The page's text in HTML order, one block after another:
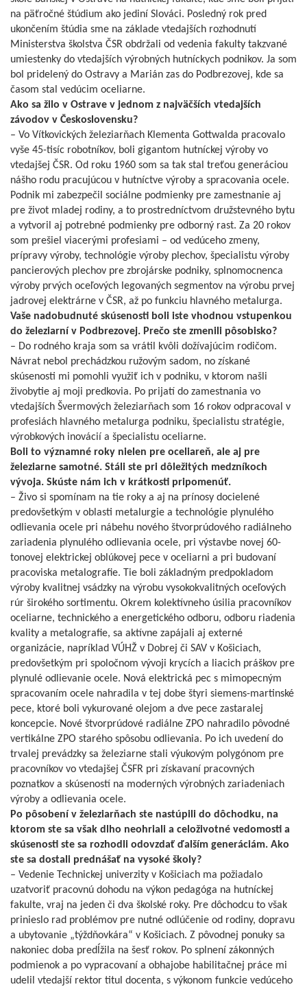
na päťročné štúdium ako jediní Slováci. Posledný rok pred
ukončením štúdia sme na základe vtedajších rozhodnutí
Ministerstva školstva ČSR obdržali od vedenia fakulty takzvané
umiestenky do vtedajších výrobných hutníckych podnikov. Ja som
bol pridelený do Ostravy a Marián zas do Podbrezovej, kde sa
časom stal vedúcim oceliarne.
Ako sa žilo v Ostrave v jednom z najväčších vtedajších
závodov v Československu?
– Vo Vítkovických železiarňach Klementa Gottwalda pracovalo
vyše 45-tisíc robotníkov, boli gigantom hutníckej výroby vo
vtedajšej ČSR. Od roku 1960 som sa tak stal treťou generáciou
nášho rodu pracujúcou v hutníctve výroby a spracovania ocele.
Podnik mi zabezpečil sociálne podmienky pre zamestnanie aj
pre život mladej rodiny, a to prostredníctvom družstevného bytu
a vytvoril aj potrebné podmienky pre odborný rast. Za 20 rokov
som prešiel viacerými profesiami – od vedúceho zmeny,
prípravy výroby, technológie výroby plechov, špecialistu výroby
pancierových plechov pre zbrojárske podniky, splnomocnenca
výroby prvých oceľových legovaných segmentov na výrobu prvej
jadrovej elektrárne v ČSR, až po funkciu hlavného metalurga.
Vaše nadobudnuté skúsenosti boli iste vhodnou vstupenkou
do železiarní v Podbrezovej. Prečo ste zmenili pôsobisko?
– Do rodného kraja som sa vrátil kvôli dožívajúcim rodičom.
Návrat nebol prechádzkou ružovým sadom, no získané
skúsenosti mi pomohli využiť ich v podniku, v ktorom našli
živobytie aj moji predkovia. Po prijatí do zamestnania vo
vtedajších Švermových železiarňach som 16 rokov odpracoval v
profesiách hlavného metalurga podniku, špecialistu stratégie,
výrobkových inovácií a špecialistu oceliarne.
Boli to významné roky nielen pre oceliareň, ale aj pre
železiarne samotné. Stáli ste pri dôležitých medzníkoch
vývoja. Skúste nám ich v krátkosti pripomenúť.
– Živo si spomínam na tie roky a aj na prínosy docielené
predovšetkým v oblasti metalurgie a technológie plynulého
odlievania ocele pri nábehu nového štvorprúdového radiálneho
zariadenia plynulého odlievania ocele, pri výstavbe novej 60-
tonovej elektrickej oblúkovej pece v oceliarni a pri budovaní
pracoviska metalografie. Tie boli základným predpokladom
výroby kvalitnej vsádzky na výrobu vysokokvalitných oceľových
rúr širokého sortimentu. Okrem kolektívneho úsilia pracovníkov
oceliarne, technického a energetického odboru, odboru riadenia
kvality a metalografie, sa aktívne zapájali aj externé
organizácie, napríklad VÚHŽ v Dobrej či SAV v Košiciach,
predovšetkým pri spoločnom vývoji krycích a liacich práškov pre
plynulé odlievanie ocele. Nová elektrická pec s mimopecným
spracovaním ocele nahradila v tej dobe štyri siemens-martinské
pece, ktoré boli vykurované olejom a dve pece zastaralej
koncepcie. Nové štvorprúdové radiálne ZPO nahradilo pôvodné
vertikálne ZPO starého spôsobu odlievania. Po ich uvedení do
trvalej prevádzky sa železiarne stali výukovým polygónom pre
pracovníkov vo vtedajšej ČSFR pri získavaní pracovných
poznatkov a skúseností na moderných výrobných zariadeniach
výroby a odlievania ocele.
Po pôsobení v železiarňach ste nastúpili do dôchodku, na
ktorom ste sa však dlho neohriali a celoživotné vedomosti a
skúsenosti ste sa rozhodli odovzdať ďalším generáciám. Ako
ste sa dostali prednášať na vysoké školy?
– Vedenie Technickej univerzity v Košiciach ma požiadalo
uzatvoriť pracovnú dohodu na výkon pedagóga na hutníckej
fakulte, vraj na jeden či dva školské roky. Pre dôchodcu to však
prinieslo rad problémov pre nutné odlúčenie od rodiny, dopravu
a ubytovanie „týždňovkára“ v Košiciach. Z pôvodnej ponuky sa
nakoniec doba predĺžila na šesť rokov. Po splnení zákonných
podmienok a po vypracovaní a obhajobe habilitačnej práce mi
udelil vtedajší rektor titul docenta, s výkonom funkcie vedúceho